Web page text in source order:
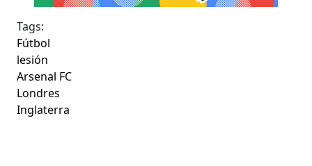
Tags:
Fútbol
lesión
Arsenal FC
Londres
Inglaterra